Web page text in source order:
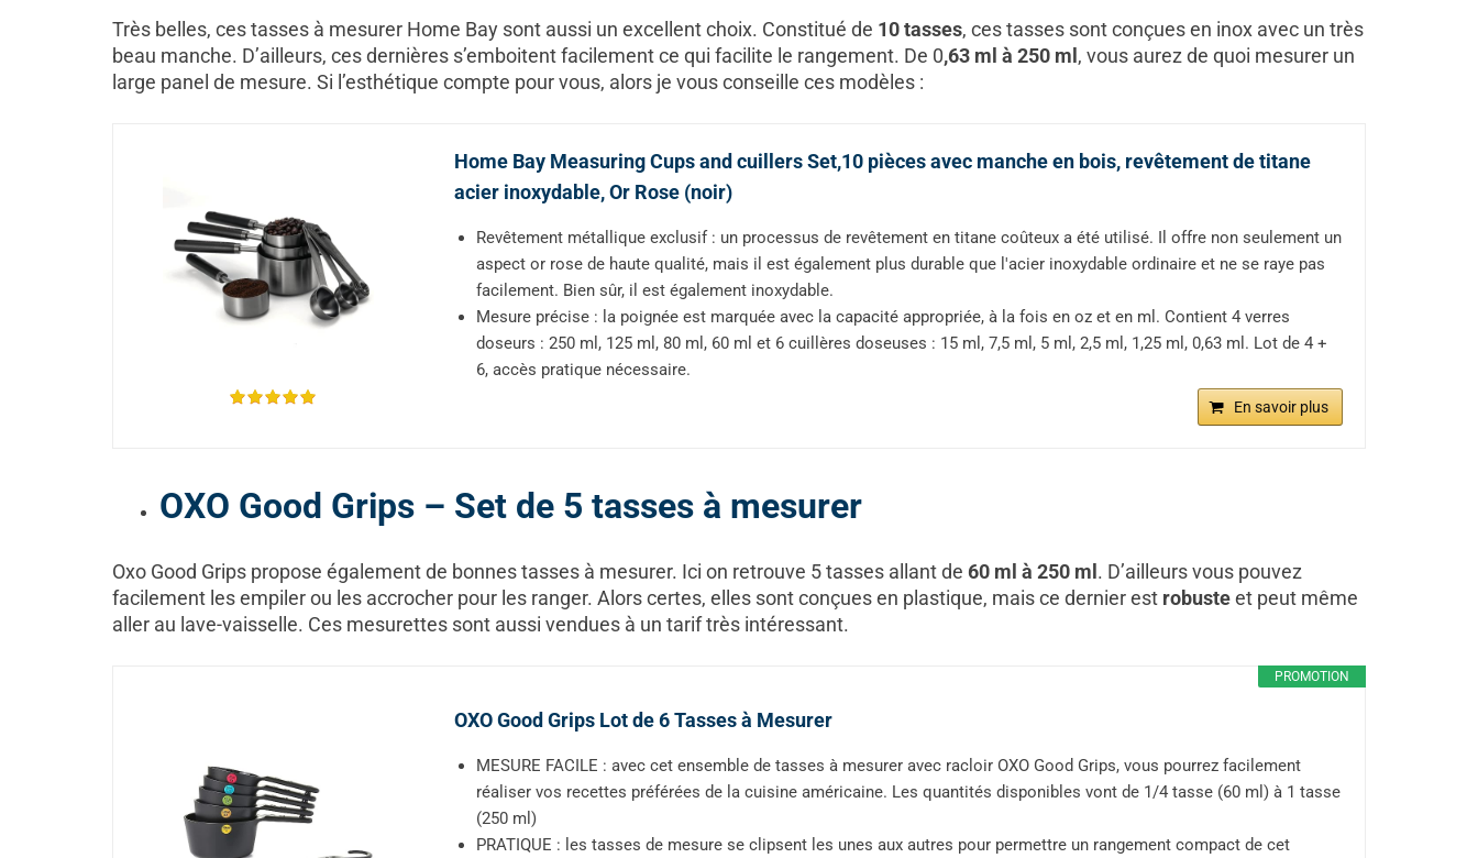
Très belles, ces tasses à mesurer Home Bay sont aussi un excellent choix. Constitué de 10 tasses, ces tasses sont conçues en inox avec un très
beau manche. D’ailleurs, ces dernières s’emboitent facilement ce qui facilite le rangement. De 0,63 ml à 250 ml, vous aurez de quoi mesurer un
large panel de mesure. Si l’esthétique compte pour vous, alors je vous conseille ces modèles :
Home Bay Measuring Cups and cuillers Set,10 pièces avec manche en bois, revêtement de titane
acier inoxydable, Or Rose (noir)
Revêtement métallique exclusif : un processus de revêtement en titane coûteux a été utilisé. Il offre non seulement un
aspect or rose de haute qualité, mais il est également plus durable que l'acier inoxydable ordinaire et ne se raye pas
facilement. Bien sûr, il est également inoxydable.
Mesure précise : la poignée est marquée avec la capacité appropriée, à la fois en oz et en ml. Contient 4 verres
doseurs : 250 ml, 125 ml, 80 ml, 60 ml et 6 cuillères doseuses : 15 ml, 7,5 ml, 5 ml, 2,5 ml, 1,25 ml, 0,63 ml. Lot de 4 +
6, accès pratique nécessaire.
En savoir plus
OXO Good Grips – Set de 5 tasses à mesurer
Oxo Good Grips propose également de bonnes tasses à mesurer. Ici on retrouve 5 tasses allant de 60 ml à 250 ml. D’ailleurs vous pouvez
facilement les empiler ou les accrocher pour les ranger. Alors certes, elles sont conçues en plastique, mais ce dernier est robusteet peut même
aller au lave-vaisselle. Ces mesurettes sont aussi vendues à un tarif très intéressant.
PROMOTION
OXO Good Grips Lot de 6 Tasses à Mesurer
MESURE FACILE : avec cet ensemble de tasses à mesurer avec racloir OXO Good Grips, vous pourrez facilement
réaliser vos recettes préférées de la cuisine américaine. Les quantités disponibles vont de 1/4 tasse (60 ml) à 1 tasse
(250 ml)
PRATIQUE : les tasses de mesure se clipsent les unes aux autres pour permettre un rangement compact de cet